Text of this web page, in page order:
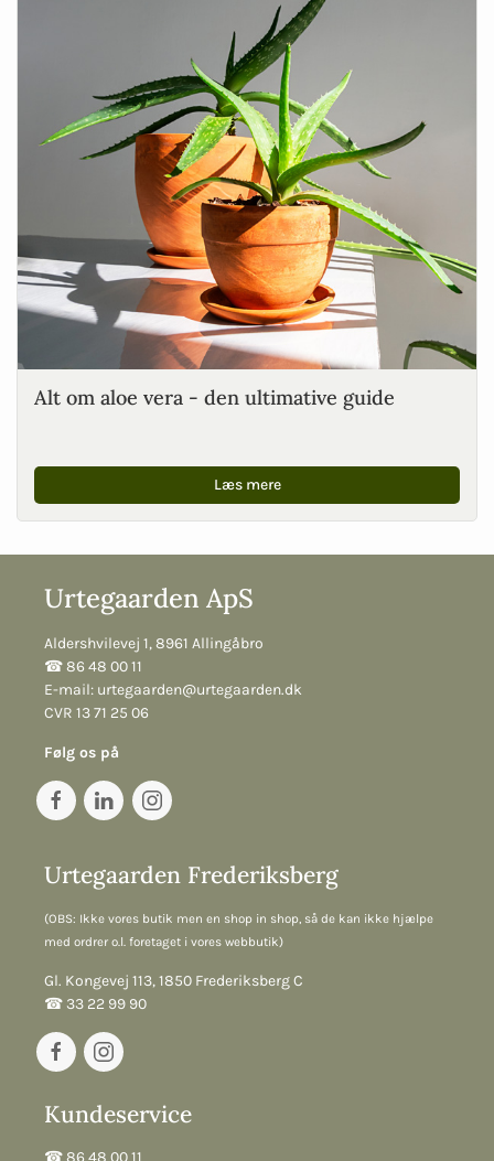
Alt om aloe vera - den ultimative guide
Læs mere
Urtegaarden ApS
Aldershvilevej 1, 8961 Allingåbro
☎︎ 86 48 00 11
E-mail: urtegaarden@urtegaarden.dk
CVR 13 71 25 06
Følg os på
Urtegaarden Frederiksberg
(OBS: Ikke vores butik men en shop in shop, så de kan ikke hjælpe
med ordrer o.l. foretaget i vores webbutik)
Gl. Kongevej 113, 1850 Frederiksberg C
☎︎ 33 22 99 90
Kundeservice
☎︎ 86 48 00 11